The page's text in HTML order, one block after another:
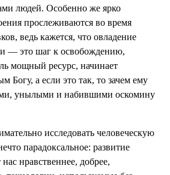
людей. Особенно же ярко
прослеживаются во время
ведь кажется, что овладение
— это шаг к освобождению,
мощный ресурс, начинает
Богу, а если это так, то зачем ему
унылыми и набившими оскомину
исследовать человеческую
парадоксальное: развитие
нравственнее, добрее,